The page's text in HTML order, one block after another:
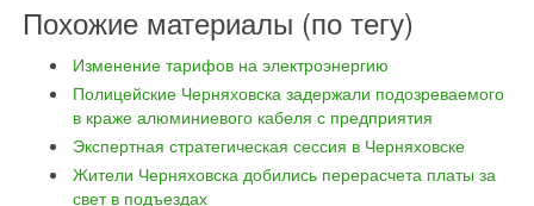
Похожие материалы (по тегу)
Изменение тарифов на электроэнергию
Полицейские Черняховска задержали подозреваемого
в краже алюминиевого кабеля с предприятия
Экспертная стратегическая сессия в Черняховске
Жители Черняховска добились перерасчета платы за
свет в подъездах